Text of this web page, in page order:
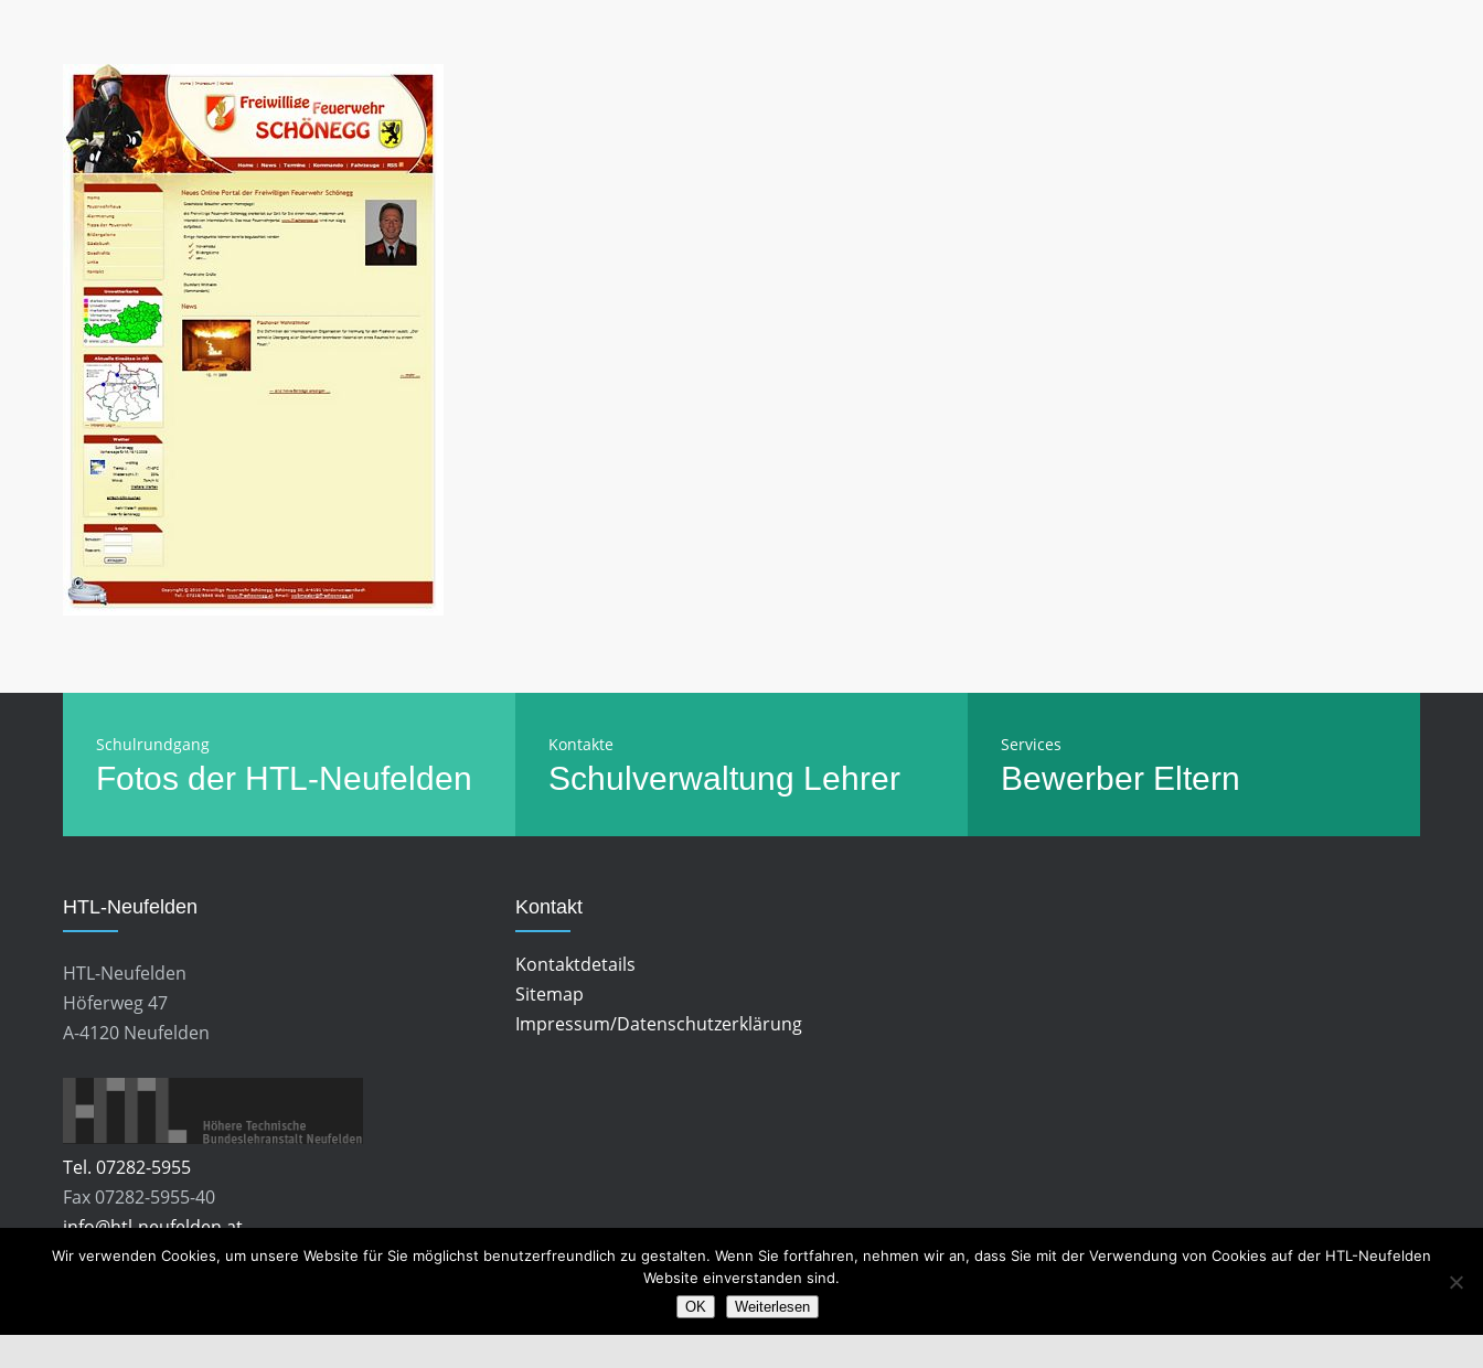
Schulrundgang
Fotos der HTL-Neufelden
Kontakte
Schulverwaltung Lehrer
Services
Bewerber Eltern
HTL-Neufelden
HTL-Neufelden
Höferweg 47
A-4120 Neufelden
Tel. 07282-5955
Fax 07282-5955-40
info@htl-neufelden.at
Kontakt
Kontaktdetails
Sitemap
Impressum/Datenschutzerklärung
Wir verwenden Cookies, um unsere Website für Sie möglichst benutzerfreundlich zu gestalten. Wenn Sie fortfahren, nehmen wir an, dass Sie mit der Verwendung von Cookies auf der HTL-Neufelden
Website einverstanden sind.
OK Weiterlesen